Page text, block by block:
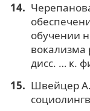
обучении
вокализма
дисс. … к.
Швейцер